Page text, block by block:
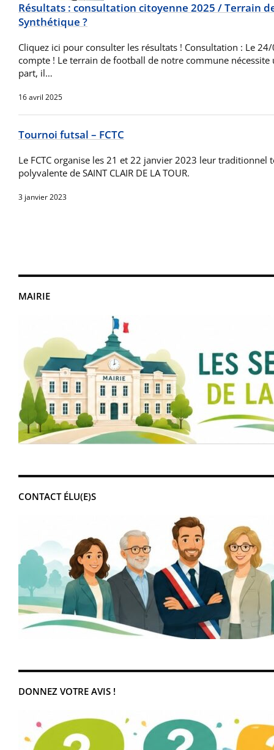
MAIRIE
CONTACT ÉLU(E)S
DONNEZ VOTRE AVIS !
Résultats : consultation citoyenne 2025 / Terrain
Synthétique ?
Cliquez ici pour consulter les résultats ! Consultation : Le
compte ! Le terrain de football de notre commune nécessite
part, il…
16 avril 2025
Tournoi futsal – FCTC
Le FCTC organise les 21 et 22 janvier 2023 leur traditionnel
polyvalente de SAINT CLAIR DE LA TOUR.
3 janvier 2023